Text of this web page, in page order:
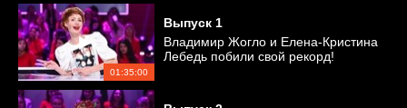
01:35:00
Выпуск 1
Владимир Жогло и Елена-Кристина
Лебедь побили свой рекорд!